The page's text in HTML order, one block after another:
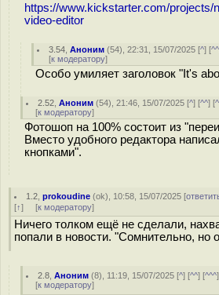
https://www.kickstarter.com/projects/
video-editor
3.54 ,Аноним (54), 22:31, 15/07/2025 [^] [^^
[к модератору]
Особо умиляет заголовок "It's
2.52 ,Аноним (54), 21:46, 15/07/2025 [^] [^^] [
[к модератору]
Фотошоп на 100% состоит из
Вместо удобного редактора
кнопками".
1.2 ,prokoudine (ok), 10:58, 15/07/2025 [
[↑] [к модератору]
Ничего толком ещё не сделали,
попали в новости. "Сомнительно, но
2.8 ,Аноним (8), 11:19, 15/07/2025 [^] [^^] [^^^
[к модератору]